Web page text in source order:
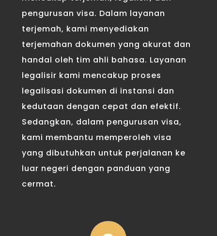
pengurusan visa. Dalam layanan
terjemah, kami menyediakan
terjemahan dokumen yang akurat dan
handal oleh tim ahli bahasa. Layanan
legalisir kami mencakup proses
legalisasi dokumen di instansi dan
kedutaan dengan cepat dan efektif.
Sedangkan, dalam pengurusan visa,
kami membantu memperoleh visa
yang dibutuhkan untuk perjalanan ke
luar negeri dengan panduan yang
cermat.